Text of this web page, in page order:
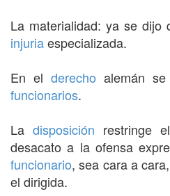
La materialidad: ya se dijo
injuriaespecializada.
En el derecho alemán
funcionarios.
La disposición restringe
desacato a la ofensa
funcionario, sea cara a
el dirigida.